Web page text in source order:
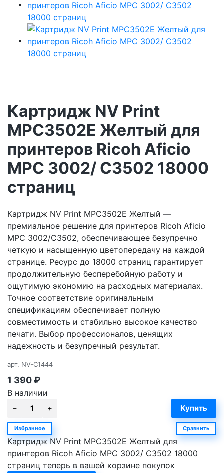
Картридж NV Print
MPC3502E Желтый для
принтеров Ricoh Aficio
MPС 3002/ C3502 18000
страниц
Картридж NV Print MPC3502E Желтый —
премиальное решение для принтеров Ricoh Aficio
MPС 3002/C3502, обеспечивающее безупречно
четкую и насыщенную цветопередачу на каждой
странице. Ресурс до 18000 страниц гарантирует
продолжительную бесперебойную работу и
ощутимую экономию на расходных материалах.
Точное соответствие оригинальным
спецификациям обеспечивает полную
совместимость и стабильно высокое качество
печати. Выбор профессионалов, ценящих
надежность и безупречный результат.
арт. NV-C1444
1 390₽
В наличии
Избранное Сравнить
Картридж NV Print MPC3502E Желтый для
принтеров Ricoh Aficio MPС 3002/ C3502 18000
страниц теперь в вашей корзине покупок